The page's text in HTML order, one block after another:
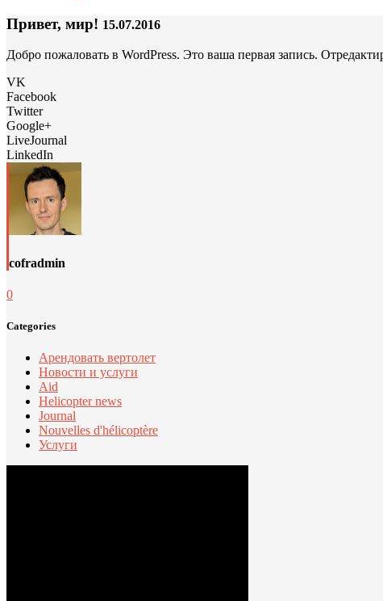
Привет, мир! 15.07.2016
Добро пожаловать в WordPress. Это ваша первая запись.
VK
Facebook
Twitter
Google+
LiveJournal
LinkedIn
cofradmin
0
Categories
Арендовать вертолет
Новости и услуги
Aid
Helicopter news
Journal
Nouvelles d'hélicoptère
Услуги